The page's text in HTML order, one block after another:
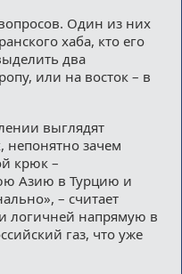
Один из них
хаба, кто его
два
или на восток – в
выглядят
зачем
крюк –
Азию в Турцию и
– считает
логичней напрямую в
газ, что уже